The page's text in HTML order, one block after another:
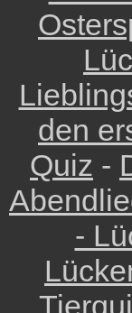
den
Quiz -
-